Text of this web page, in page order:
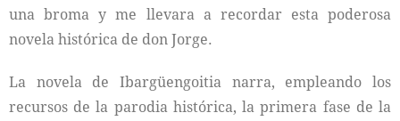
una broma y me llevara a recordar esta poderosa
novela histórica de don Jorge.
La novela de Ibargüengoitia narra, empleando los
recursos de la parodia histórica, la primera fase de la